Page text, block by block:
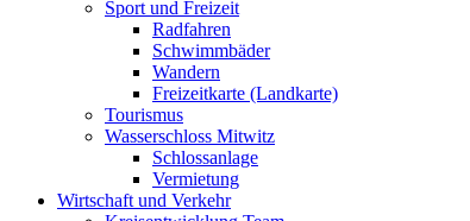
Sport und Freizeit
Radfahren
Schwimmbäder
Wandern
Freizeitkarte (Landkarte)
Tourismus
Wasserschloss Mitwitz
Schlossanlage
Vermietung
Wirtschaft und Verkehr